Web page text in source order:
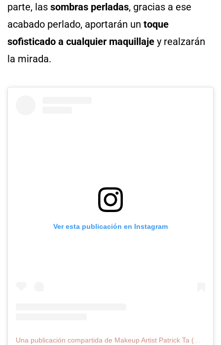
parte, las sombras perladas, gracias a ese
acabado perlado, aportarán un toque
sofisticado a cualquier maquillaje y realzarán
la mirada.
Ver esta publicación en Instagram
Una publicación compartida de Makeup Artist Patrick Ta (@patrickta)